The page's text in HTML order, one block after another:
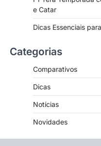
e Catar
Dicas Essenciais
Categorias
Comparativos
Dicas
Notícias
Novidades